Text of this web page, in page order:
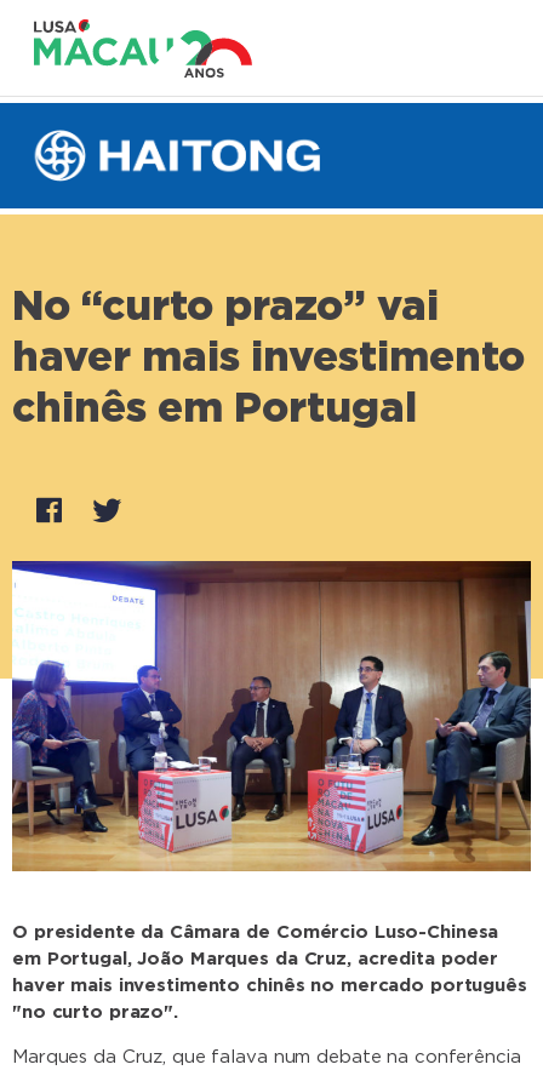
No “curto prazo” vai
haver mais investimento
chinês em Portugal
O presidente da Câmara de Comércio Luso-Chinesa
em Portugal, João Marques da Cruz, acredita poder
haver mais investimento chinês no mercado português
"no curto prazo".
Marques da Cruz, que falava num debate na conferência